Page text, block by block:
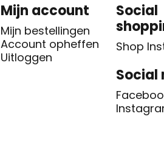
Mijn account
Mijn bestellingen
Account opheffen
Uitloggen
Social
Shop
Social